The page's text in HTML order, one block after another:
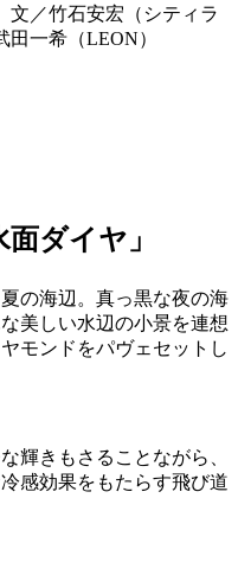
／竹石安宏（シティラ
一希（LEON）
ダイヤ」
の海辺。真っ黒な夜の海
美しい水辺の小景を連想
モンドをパヴェセットし
輝きもさることながら、
感効果をもたらす飛び道